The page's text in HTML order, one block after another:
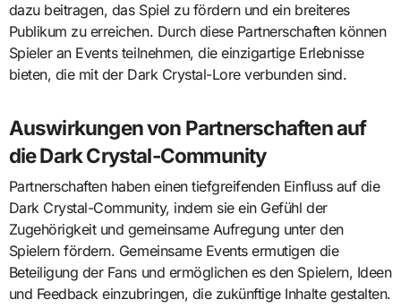
dazu beitragen, das Spiel zu fördern und ein breiteres
Publikum zu erreichen. Durch diese Partnerschaften können
Spieler an Events teilnehmen, die einzigartige Erlebnisse
bieten, die mit der Dark Crystal-Lore verbunden sind.
Auswirkungen von Partnerschaften auf
die Dark Crystal-Community
Partnerschaften haben einen tiefgreifenden Einfluss auf die
Dark Crystal-Community, indem sie ein Gefühl der
Zugehörigkeit und gemeinsame Aufregung unter den
Spielern fördern. Gemeinsame Events ermutigen die
Beteiligung der Fans und ermöglichen es den Spielern, Ideen
und Feedback einzubringen, die zukünftige Inhalte gestalten.